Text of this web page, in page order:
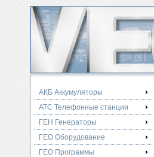
АКБ Аккумуляторы
АТС Телефонные станции
ГЕН Генераторы
ГЕО Оборудование
ГЕО Программы